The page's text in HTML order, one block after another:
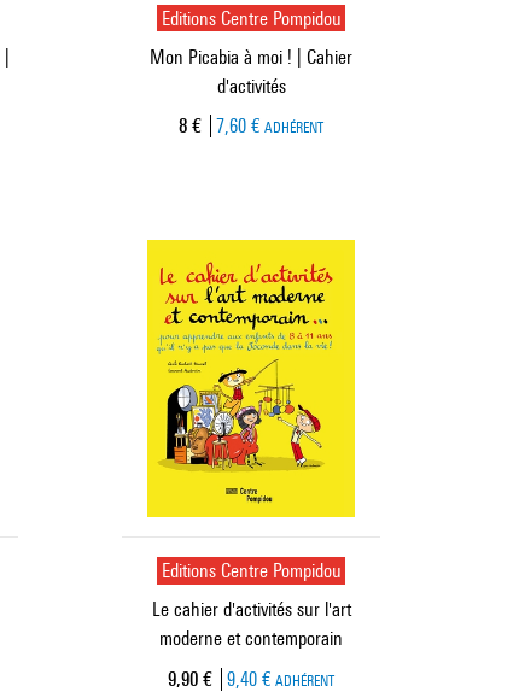
Editions Centre Pompidou
Mon Picabia à moi ! | Cahier
d'activités
Prix ​​actuel
8 € 7,60 € ADHÉRENT
Editions Centre Pompidou
Le cahier d'activités sur l'art
moderne et contemporain
Prix ​​actuel
9,90 € 9,40 € ADHÉRENT